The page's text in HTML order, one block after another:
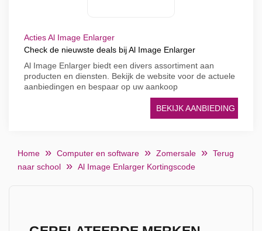
Acties Al Image Enlarger
Check de nieuwste deals bij Al Image Enlarger
Al Image Enlarger biedt een divers assortiment aan
producten en diensten. Bekijk de website voor de actuele
aanbiedingen en bespaar op uw aankoop
BEKIJK AANBIEDING
Home Computer en software Zomersale
Terug
naar school
Al Image Enlarger Kortingscode